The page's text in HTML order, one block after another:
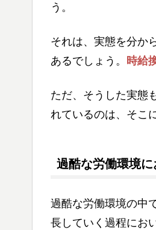
う。
それは、実態を分か
あるでしょう。 時給
ただ、そうした実態
れているのは、そこ
過酷な労働環境
過酷な労働環境の中
長していく過程にお